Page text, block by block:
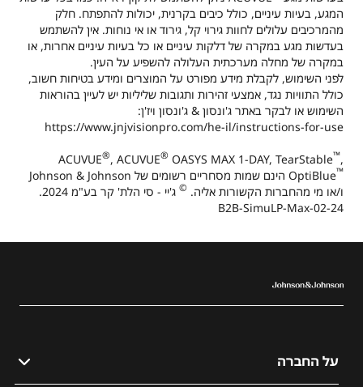
המגע, בעיות עיניים, כולל כיבים בקרנית, יכולות להתפתח. חלק
מהמרכיבים עלולים לחוות גירוי קל, גירוד או אי נוחות. אין להשתמש
בעדשות מגע במקרה של דלקות עיניים או כל בעיות עיניים אחרות, או
במקרה של מחלה מערכתית העלולה להשפיע על העין.
לפני השימוש, לקבלת מידע מפורט על המוצרים ומידע בטיחות חשוב,
כולל התוויות נגד, אמצעי זהירות ותגובות שליליות יש לעיין בהוראות
השימוש או לבקר באתר ג'ונסון & ג'ונסון ויז'ן:
https://www.jnjvisionpro.com/he-il/instructions-for-use
ACUVUE®, ACUVUE® OASYS MAX 1-DAY, TearStable™,
OptiBlue‎™
‎ הינם שמות מסחריים רשומים של Johnson & Johnson
ו/או מי מהחברות הקשורות אליה. © ג'יי - סי הלת' קר בע"מ 2024.
B2B-SimuLP-Max-02-24
על החברה